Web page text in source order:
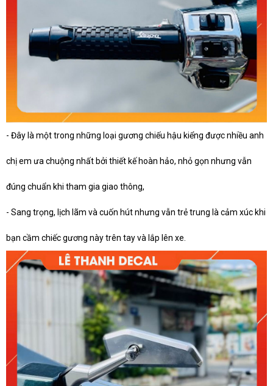
- Đây là một trong những loại gương chiếu hậu kiểng được nhiều anh
chị em ưa chuộng nhất bởi thiết kế hoàn hảo, nhỏ gọn nhưng vẫn
đúng chuẩn khi tham gia giao thông,
- Sang trọng, lịch lãm và cuốn hút nhưng vẫn trẻ trung là cảm xúc khi
bạn cầm chiếc gương này trên tay và lắp lên xe.